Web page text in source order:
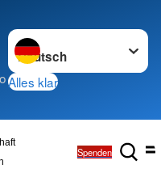
Sprache wechseln zu
Alles klar
Spenden